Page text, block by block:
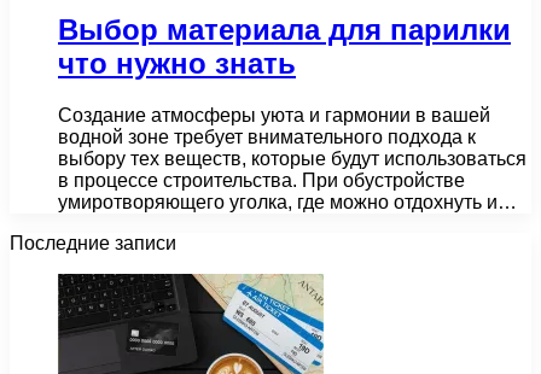
Выбор материала для парилки
что нужно знать
Создание атмосферы уюта и гармонии в вашей
водной зоне требует внимательного подхода к
выбору тех веществ, которые будут использоваться
в процессе строительства. При обустройстве
умиротворяющего уголка, где можно отдохнуть и…
Последние записи